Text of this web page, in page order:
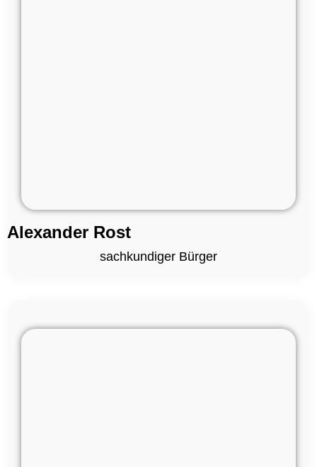
Alexander Rost
sachkundiger Bürger